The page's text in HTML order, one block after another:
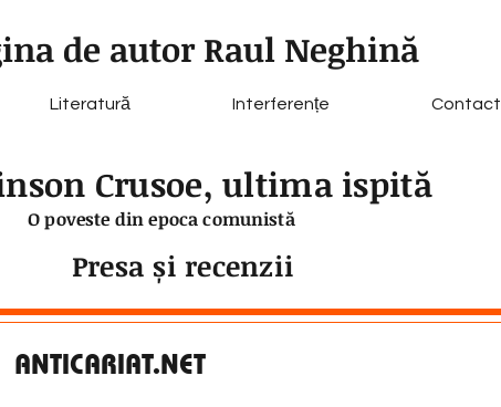
de autor Raul Neghină
Literatură Interferențe Contact
Crusoe, ultima ispită
O poveste din epoca comunistă
Presa și recenzii
ANTICARIAT.NET